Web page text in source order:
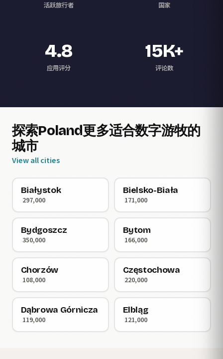
活跃旅行者 国家
4.8
应用评分
15K+
评论数
探索Poland更多适合数字游牧的
城市
View all cities
Białystok
297,000
Bielsko-Biała
171,000
Bydgoszcz
350,000
Bytom
166,000
Chorzów
108,000
Częstochowa
220,000
Dąbrowa Górnicza
119,000
Elbląg
121,000